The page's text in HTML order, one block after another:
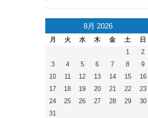
8月 2026
月 火 水 木 金 土
日
1
2
3
4 5 6 7 8
9
10
11 12 13 14 15
16
17
18 19 20 21 22
23
24
25 26 27 28 29
30
31